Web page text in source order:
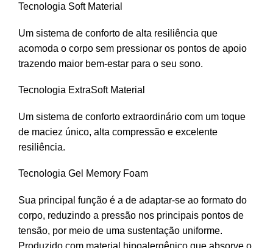
Tecnologia Soft Material
Um sistema de conforto de alta resiliência que
acomoda o corpo sem pressionar os pontos de apoio
trazendo maior bem-estar para o seu sono.
Tecnologia ExtraSoft Material
Um sistema de conforto extraordinário com um toque
de maciez único, alta compressão e excelente
resiliência.
Tecnologia Gel Memory Foam
Sua principal função é a de adaptar-se ao formato do
corpo, reduzindo a pressão nos principais pontos de
tensão, por meio de uma sustentação uniforme.
Produzido com material hipoalergênico que absorve o